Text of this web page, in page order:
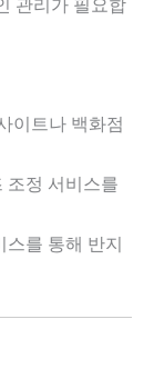
이트나 백화점
조정 서비스를
를 통해 반지